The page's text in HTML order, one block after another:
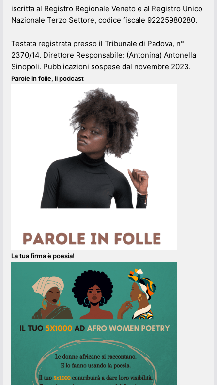
iscritta al Registro Regionale Veneto e al Registro Unico
Nazionale Terzo Settore, codice fiscale 92225980280.
Testata registrata presso il Tribunale di Padova, n°
2370/14. Direttore Responsabile: (Antonina) Antonella
Sinopoli. Pubblicazioni sospese dal novembre 2023.
Parole in folle, il podcast
La tua firma è poesia!